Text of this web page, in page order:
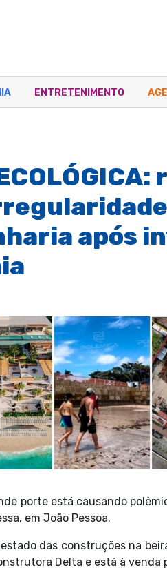
ENTRETENIMENTO
após
porte está causando
em João Pessoa.
das construções na
Delta e está à venda